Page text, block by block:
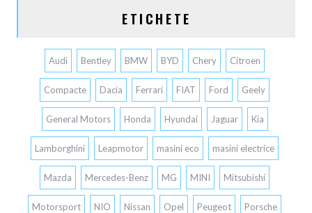
ETICHETE
Audi Bentley BMW BYD Chery Citroen
Compacte Dacia Ferrari FIAT Ford Geely
General Motors Honda Hyundai Jaguar Kia
Lamborghini Leapmotor masini eco masini electrice
Mazda Mercedes-Benz MG MINI Mitsubishi
Motorsport NIO Nissan Opel Peugeot Porsche